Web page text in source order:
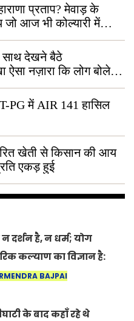
प्रताप? मेवाड़ के
जो आज भी कोल्यारी में
साथ देखने बैठे
ऐसा नज़ारा कि लोग बोले,
हैं”
PG में AIR 141 हासिल
खेती से किसान की आय
एकड़ हुई
दर्शन है, न धर्म; योग
कल्याण का विज्ञान है:
योग दिवस 2026 पर
BAJPAI
के बाद कहाँ रहे थे